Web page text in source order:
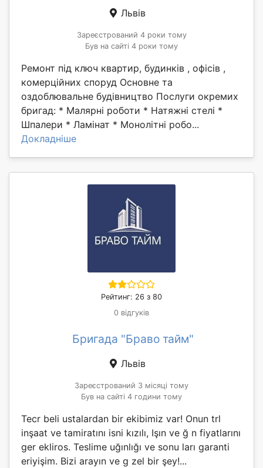
Львів
Зареєстрований 4 роки тому
Був на сайті 4 роки тому
Ремонт під ключ квартир, будинків , офісів ,
комерційних споруд Основне та
оздоблювальне будівництво Послуги окремих
бригад: * Малярні роботи * Натяжні стелі *
Шпалери * Ламінат * Монолітні робо...
Докладніше
Рейтинг: 26 з 80
0 відгуків
Бригада "Браво тайм"
Львів
Зареєстрований 3 місяці тому
Був на сайті 4 години тому
Tecr beli ustalardan bir ekibimiz var! Onun trl
inşaat ve tamiratını isni kızılı, Işın ve ğ n fiyatlarını
ger ekliros. Teslime uğınlığı ve sonu ları garanti
eriyişim. Bizi arayın ve g zel bir şey!...